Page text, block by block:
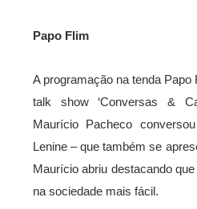
Papo Flim
A programação na tenda
talk show ‘Conversas &
Maurício Pacheco
Lenine – que também se
Maurício abriu destacando
na sociedade mais fácil.